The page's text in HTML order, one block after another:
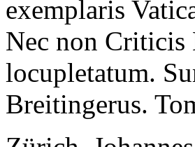
exemplaris
Nec non Criticis
locupletatum.
Breitingerus.